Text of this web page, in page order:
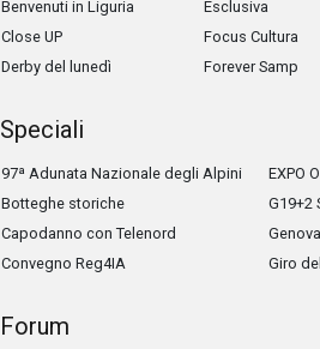
Benvenuti in Liguria
Close UP
Derby del lunedì
Esclusiva
Focus Cultura
Forever Samp
Speciali
97ª Adunata Nazionale degli Alpini
Botteghe storiche
Capodanno con Telenord
Convegno Reg4IA
EXPO
G19+2
Giro
Forum